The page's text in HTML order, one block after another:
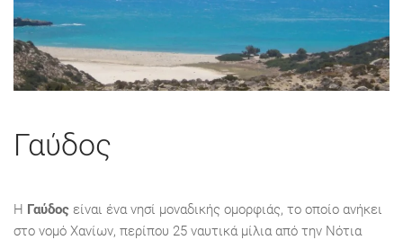
Γαύδος
Η Γαύδος είναι ένα νησί μοναδικής ομορφιάς, το οποίο ανήκει
στο νομό Χανίων, περίπου 25 ναυτικά μίλια από την Νότια